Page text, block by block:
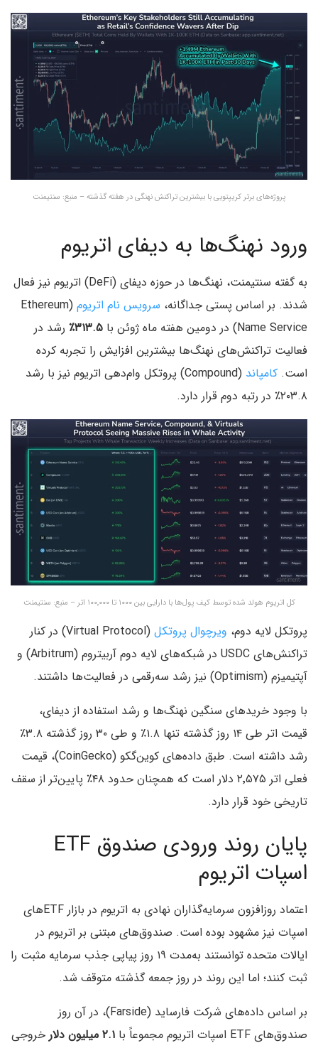
پروژه‌های برتر کریپتویی با بیشترین تراکنش نهنگی در هفته گذشته – منبع: سنتیمنت
ورود نهنگ‌ها به دیفای اتریوم
به گفته سنتیمنت، نهنگ‌ها در حوزه دیفای (DeFi) اتریوم نیز فعال
شدند. بر اساس پستی جداگانه، سرویس نام اتریوم (Ethereum
Name Service) در دومین هفته ماه ژوئن با
۳۱۳.۵٪ رشد در
فعالیت تراکنش‌های نهنگ‌ها بیشترین افزایش را تجربه کرده
است. کامپاند
(Compound) پروتکل وام‌دهی اتریوم نیز با رشد
۲۰۳.۸٪ در رتبه دوم قرار دارد.
کل اتریوم هولد شده توسط کیف پول‌ها با دارایی بین ۱۰۰۰ تا ۱۰۰٬۰۰۰ اتر – منبع: سنتیمنت
پروتکل لایه دوم، ویرچوال پروتکل
(Virtual Protocol) در کنار
تراکنش‌های USDC در شبکه‌های لایه دوم آربیتروم (Arbitrum) و
آپتیمیزم (Optimism) نیز رشد سه‌رقمی در فعالیت‌ها داشتند.
با وجود خریدهای سنگین نهنگ‌ها و رشد استفاده از دیفای،
قیمت اتر طی ۱۴ روز گذشته تنها ۱.۸٪ و طی ۳۰ روز گذشته ۳.۸٪
رشد داشته است. طبق داده‌های کوین‌گکو (CoinGecko)، قیمت
فعلی اتر ۲٬۵۷۵ دلار است که همچنان حدود ۴۸٪ پایین‌تر از سقف
تاریخی خود قرار دارد.
پایان روند ورودی صندوق ETF
اسپات اتریوم
اعتماد روزافزون سرمایه‌گذاران نهادی به اتریوم در بازار ETFهای
اسپات نیز مشهود بوده است. صندوق‌های مبتنی بر اتریوم در
ایالات متحده توانستند به‌مدت ۱۹ روز پیاپی جذب سرمایه مثبت را
ثبت کنند؛ اما این روند در روز جمعه گذشته متوقف شد.
بر اساس داده‌های شرکت فار‌ساید (Farside)، در آن روز
صندوق‌های ETF اسپات اتریوم مجموعاً با
۲.۱ میلیون دلار
خروجی